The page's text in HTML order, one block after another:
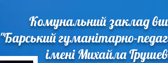
Комунальний заклад
"Барський гуманітарно-
імені Михайла